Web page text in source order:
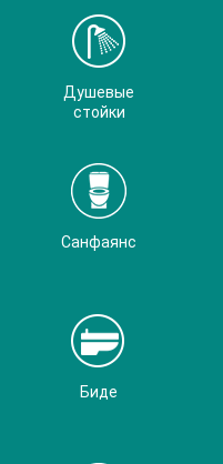
Душевые
стойки
Санфаянс
Биде